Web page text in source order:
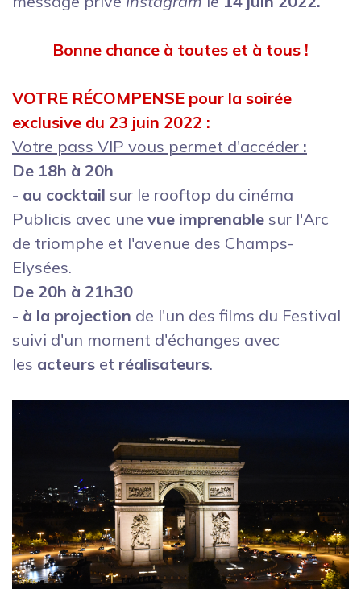
Bonne chance à toutes et à tous !
VOTRE RÉCOMPENSE pour la soirée
exclusive du 23 juin 2022 :
Votre pass VIP vous permet d'accéder :
De 18h à 20h
- au cocktail sur le rooftop du cinéma
Publicis avec une vue imprenable sur l'Arc
de triomphe et l'avenue des Champs-
Elysées.
De 20h à 21h30
- à la projection de l'un des films du Festival
suivi d'un moment d'échanges avec
les acteurs et réalisateurs.